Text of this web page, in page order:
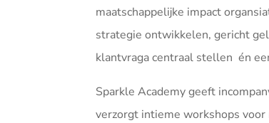
maatschappelijke impact
strategie ontwikkelen, gericht
klantvraga centraal stellen én
Sparkle Academy geeft
verzorgt intieme workshops